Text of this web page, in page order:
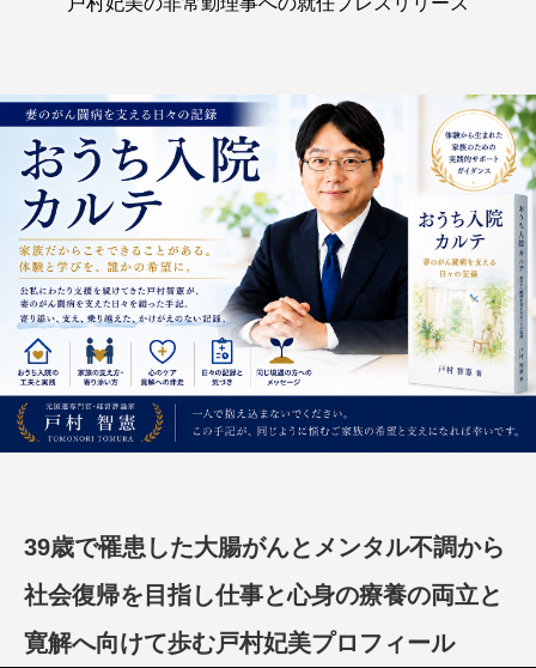
39歳で罹患した大腸がんとメンタル不調から
社会復帰を目指し仕事と心身の療養の両立と
寛解へ向けて歩む戸村妃美プロフィール